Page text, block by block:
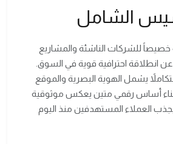
الشامل
للشركات الناشئة والمشاريع
عن انطلاقة احترافية قوية في السوق.
يشمل الهوية البصرية والموقع
بناء أساس رقمي متين يعكس موثوقية
العملاء المستهدفين منذ اليوم